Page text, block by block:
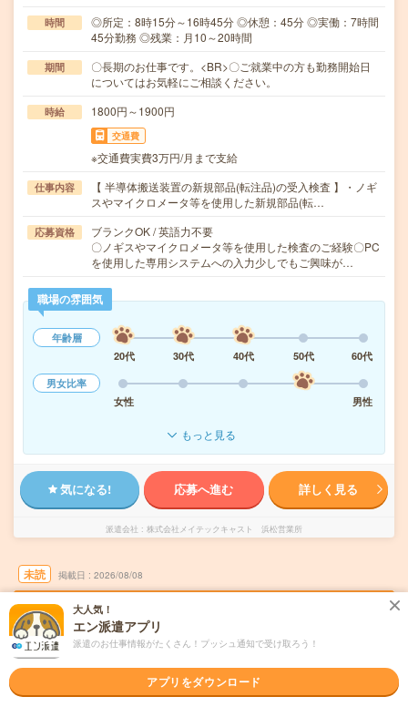
時間
◎所定：8時15分～16時45分 ◎休憩：45分 ◎実働：7時間
45分勤務 ◎残業：月10～20時間
期間
〇長期のお仕事です。<BR>〇ご就業中の方も勤務開始日
についてはお気軽にご相談ください。
時給 1800円～1900円
交通費
※交通費実費3万円/月まで支給
仕事内容
【 半導体搬送装置の新規部品(転注品)の受入検査 】・ノギ
スやマイクロメータ等を使用した新規部品(転…
応募資格
ブランクOK / 英語力不要
〇ノギスやマイクロメータ等を使用した検査のご経験〇PC
を使用した専用システムへの入力少しでもご興味が…
職場の雰囲気
年齢層
20代
30代 40代 50代
60代
男女比率
女性
男性
もっと見る
気になる! 応募へ進む 詳しく見る
派遣会社 株式会社メイテックキャスト 浜松営業所
未読 掲載日 2026/08/08
未経験者歓迎＊自動車製造ラインで簡単！ガ
ラス加工のお仕事／土日休み
勤務地 愛知県豊橋市
大人気！
エン派遣アプリ
派遣のお仕事情報がたくさん！プッシュ通知で受け取ろう！
アプリをダウンロード